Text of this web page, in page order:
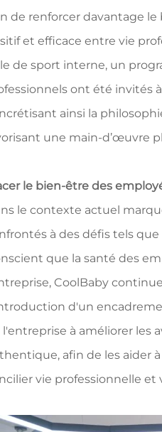
de renforcer davantage
et efficace entre vie
de sport interne, un
ont été invités
ainsi la
une main-d’œuvre
le bien-être des
le contexte actuel
à des défis tels
que la santé des
CoolBaby
d'un
l'entreprise à améliorer les
afin de les aider
vie professionnelle et